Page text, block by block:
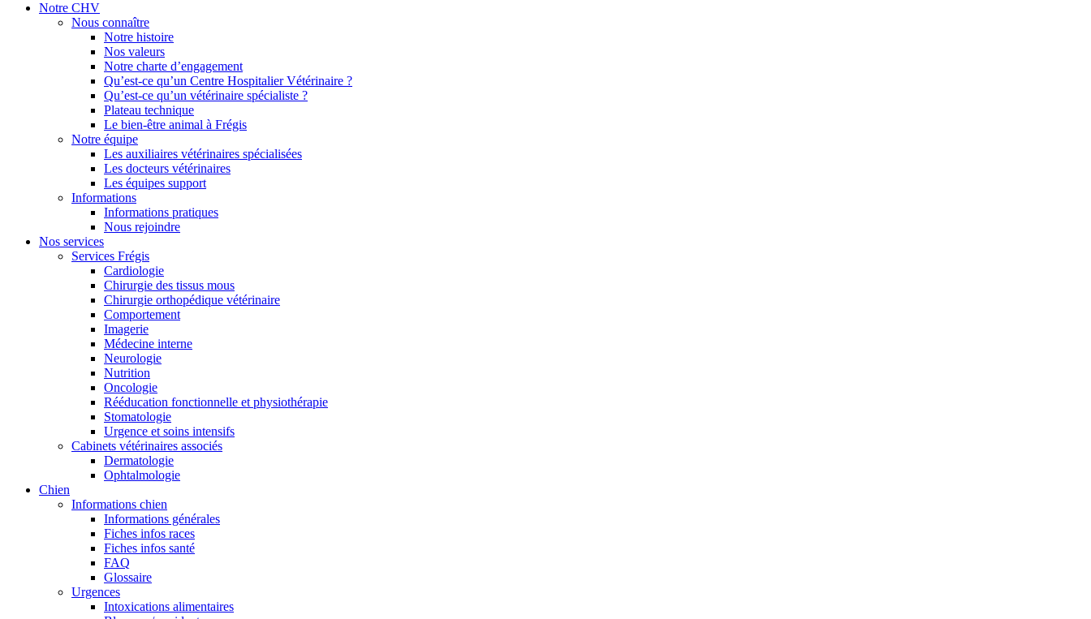
Notre CHV
Nous connaître
Notre histoire
Nos valeurs
Notre charte d’engagement
Qu’est-ce qu’un Centre Hospitalier Vétérinaire ?
Qu’est-ce qu’un vétérinaire spécialiste ?
Plateau technique
Le bien-être animal à Frégis
Notre équipe
Les auxiliaires vétérinaires spécialisées
Les docteurs vétérinaires
Les équipes support
Informations
Informations pratiques
Nous rejoindre
Nos services
Services Frégis
Cardiologie
Chirurgie des tissus mous
Chirurgie orthopédique vétérinaire
Comportement
Imagerie
Médecine interne
Neurologie
Nutrition
Oncologie
Rééducation fonctionnelle et physiothérapie
Stomatologie
Urgence et soins intensifs
Cabinets vétérinaires associés
Dermatologie
Ophtalmologie
Chien
Informations chien
Informations générales
Fiches infos races
Fiches infos santé
FAQ
Glossaire
Urgences
Intoxications alimentaires